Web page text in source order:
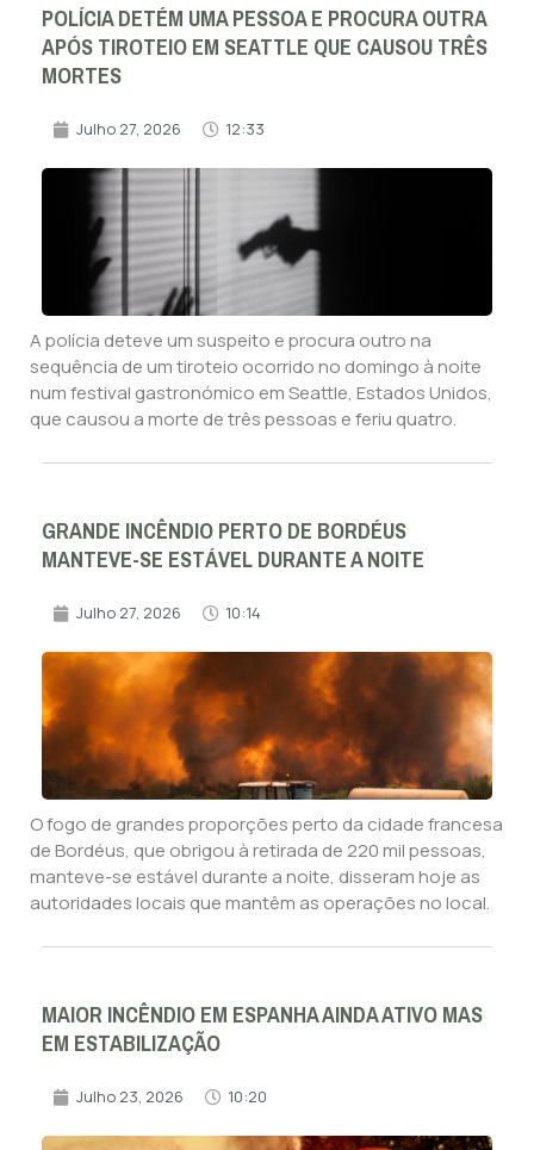
POLÍCIA DETÉM UMA PESSOA E PROCURA OUTRA
APÓS TIROTEIO EM SEATTLE QUE CAUSOU TRÊS
MORTES
Julho 27, 2026 12:33
A polícia deteve um suspeito e procura outro na
sequência de um tiroteio ocorrido no domingo à noite
num festival gastronómico em Seattle, Estados Unidos,
que causou a morte de três pessoas e feriu quatro.
GRANDE INCÊNDIO PERTO DE BORDÉUS
MANTEVE-SE ESTÁVEL DURANTE A NOITE
Julho 27, 2026 10:14
O fogo de grandes proporções perto da cidade francesa
de Bordéus, que obrigou à retirada de 220 mil pessoas,
manteve-se estável durante a noite, disseram hoje as
autoridades locais que mantêm as operações no local.
MAIOR INCÊNDIO EM ESPANHA AINDA ATIVO MAS
EM ESTABILIZAÇÃO
Julho 23, 2026 10:20